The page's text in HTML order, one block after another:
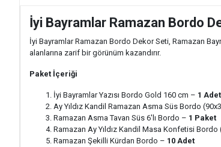
İyi Bayramlar Ramazan Bordo
İyi Bayramlar Ramazan Bordo Dekor Seti, Ramazan
alanlarına zarif bir görünüm kazandırır.
Paket İçeriği
İyi Bayramlar Yazısı Bordo Gold 160 cm – 1 Adet
Ay Yıldız Kandil Ramazan Asma Süs Bordo
Ramazan Asma Tavan Süs 6'lı Bordo – 1 Paket
Ramazan Ay Yıldız Kandil Masa Konfetisi
Ramazan Şekilli Kürdan Bordo – 10 Adet